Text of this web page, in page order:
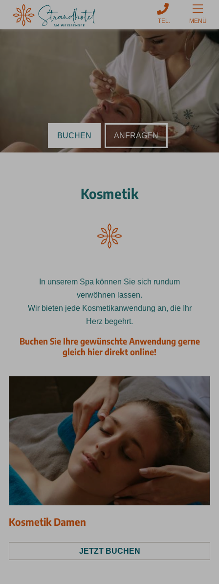
MENÜ
BUCHEN ANFRAGEN
Kosmetik
In unserem Spa können Sie sich rundum
verwöhnen lassen.
Wir bieten jede Kosmetikanwendung an, die Ihr
Herz begehrt.
Buchen Sie Ihre gewünschte Anwendung gerne
gleich hier direkt online!
Kosmetik Damen
JETZT BUCHEN